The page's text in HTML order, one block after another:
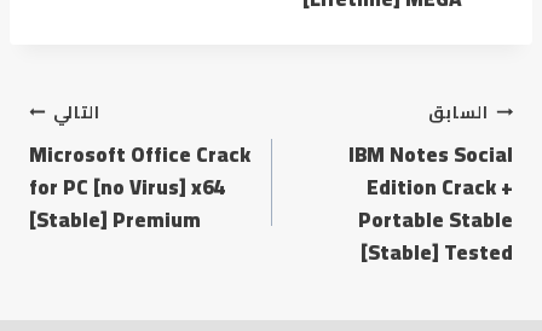
تصفّح
المقالات
السابق
IBM Notes Social
Edition Crack +
Portable Stable
[Stable] Tested
التالي
Microsoft Office Crack
for PC [no Virus] x64
[Stable] Premium